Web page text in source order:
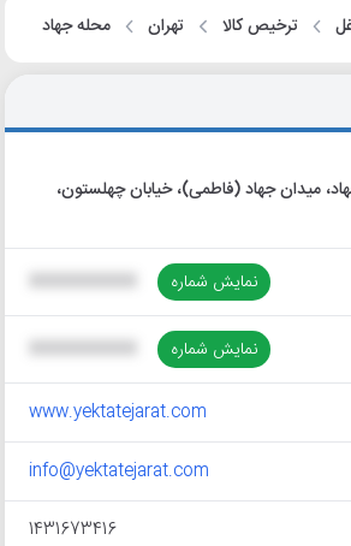
ترخیص کالا تهران محله جهاد
6، محله جهاد، میدان جهاد (فاطمی)، خیابان چهلستون،
نمایش شماره
نمایش شماره
www.yektatejarat.com
info@yektatejarat.com
1431673416